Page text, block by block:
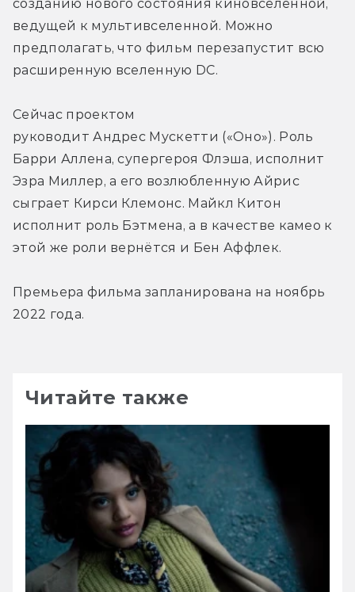
созданию нового состояния киновселенной,
ведущей к мультивселенной. Можно
предполагать, что фильм перезапустит всю
расширенную вселенную DC.
Сейчас проектом
руководит Андрес Мускетти («Оно»). Роль
Барри Аллена, супергероя Флэша, исполнит
Эзра Миллер, а его возлюбленную Айрис
сыграет Кирси Клемонс. Майкл Китон
исполнит роль Бэтмена, а в качестве камео к
этой же роли вернётся и Бен Аффлек.
Премьера фильма запланирована на ноябрь
2022 года.
Читайте также